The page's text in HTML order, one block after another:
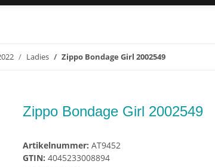
Ladies Zippo Bondage Girl 2002549
Zippo Bondage Girl 2002549
Artikelnummer: AT9452
GTIN: 4045233008894